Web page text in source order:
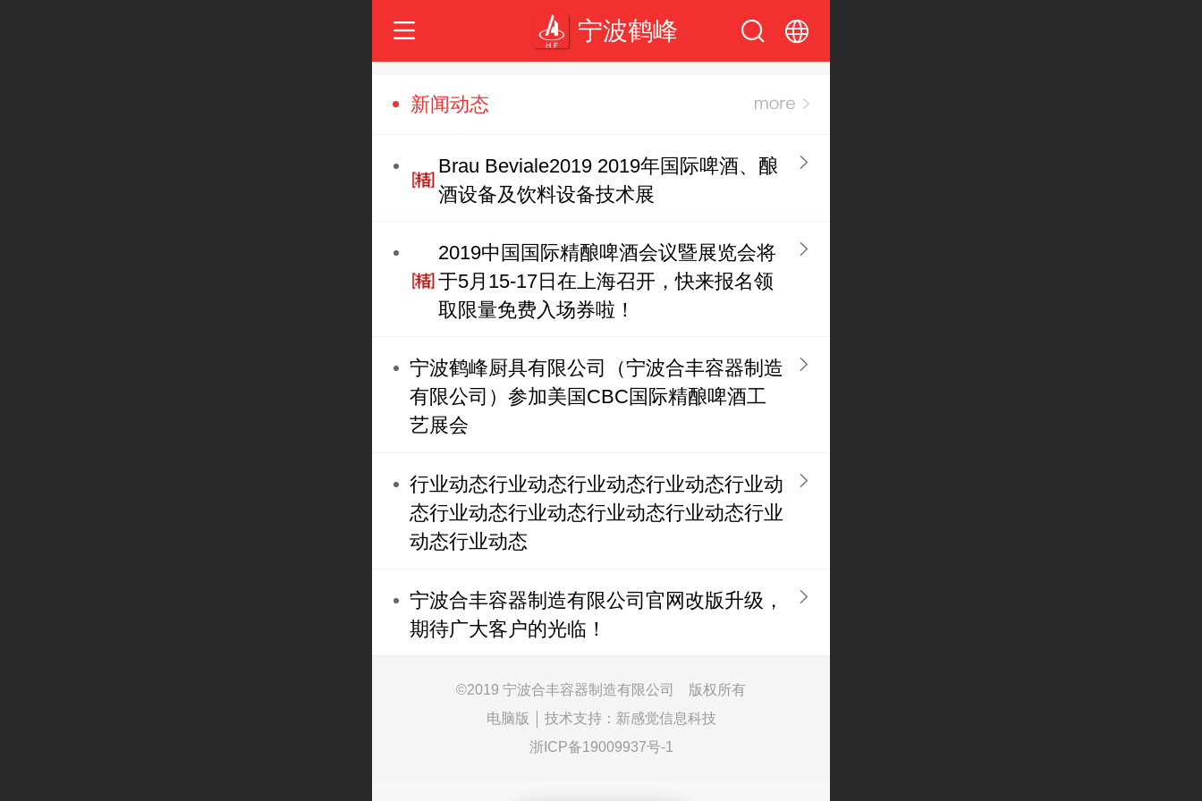
宁波鹤峰
新闻动态
Brau Beviale2019 2019年国际啤酒、酿
酒设备及饮料设备技术展
2019中国国际精酿啤酒会议暨展览会将
于5月15-17日在上海召开，快来报名领
取限量免费入场券啦！
宁波鹤峰厨具有限公司（宁波合丰容器制造
有限公司）参加美国CBC国际精酿啤酒工
艺展会
行业动态行业动态行业动态行业动态行业动
态行业动态行业动态行业动态行业动态行业
动态行业动态
宁波合丰容器制造有限公司官网改版升级，
期待广大客户的光临！
©2019 宁波合丰容器制造有限公司 版权所有
电脑版
技术支持： 新感觉信息科技
浙ICP备19009937号-1